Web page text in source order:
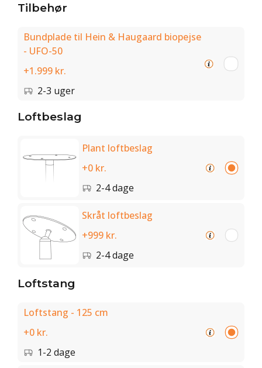
Tilbehør
Bundplade til Hein & Haugaard biopejse
- UFO-50
+1.999 kr.
2-3 uger
Loftbeslag
Plant loftbeslag
+0 kr.
2-4 dage
Skråt loftbeslag
+999 kr.
2-4 dage
Loftstang
Loftstang - 125 cm
+0 kr.
1-2 dage